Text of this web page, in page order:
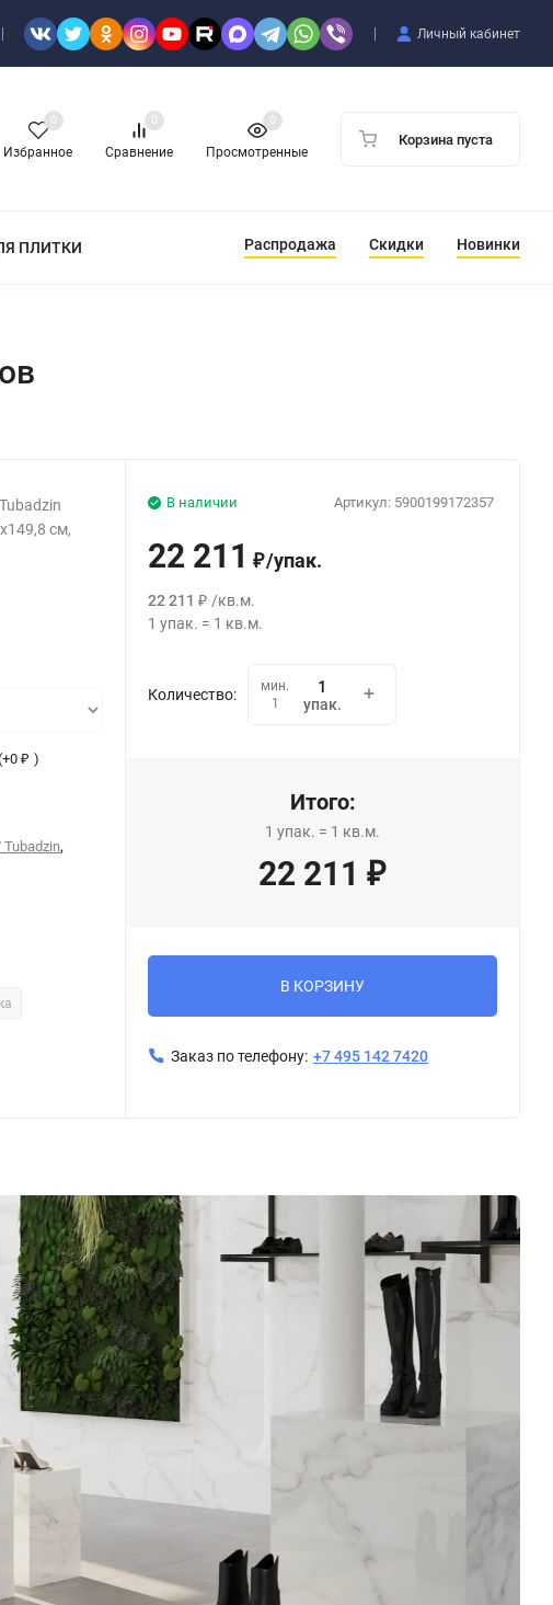
Личный кабинет
Избранное
0
Сравнение
0
Просмотренные
0
Корзина пуста
ПЛИТКИ Распродажа Скидки Новинки
см,
0₽ )
,
Артикул: 5900199172357
В наличии
22 211 ₽/упак.
22 211 ₽ /кв.м.
1 упак. = 1 кв.м.
Количество:
мин.
1
упак.
Итого:
1 упак. = 1 кв.м.
22 211 ₽
В КОРЗИНУ
Заказ по телефону: +7 495 142 7420